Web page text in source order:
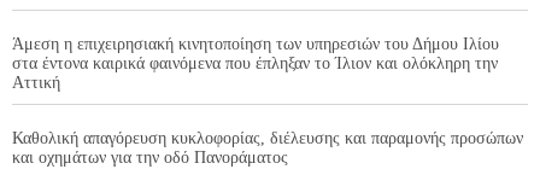
Άμεση η επιχειρησιακή κινητοποίηση των υπηρεσιών του Δήμου Ιλίου
στα έντονα καιρικά φαινόμενα που έπληξαν το Ίλιον και ολόκληρη την
Αττική
Καθολική απαγόρευση κυκλοφορίας, διέλευσης και παραμονής προσώπων
και οχημάτων για την οδό Πανοράματος